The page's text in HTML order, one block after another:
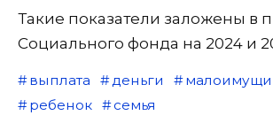
Такие показатели заложены в
Социального фонда на 2024 и
выплата деньги
ребенок
семья